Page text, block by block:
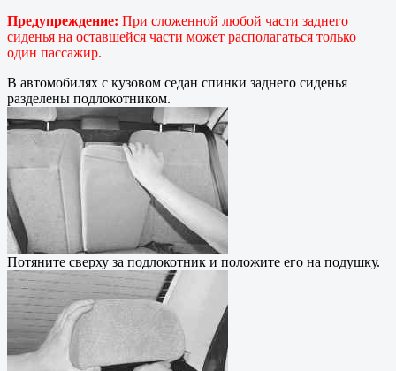
Предупреждение: При сложенной любой части заднего
сиденья на оставшейся части может располагаться только
один пассажир.
В автомобилях с кузовом седан спинки заднего сиденья
разделены подлокотником.
Потяните сверху за подлокотник и положите его на подушку.